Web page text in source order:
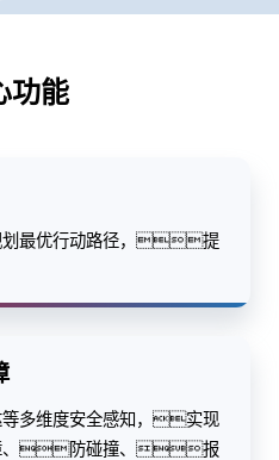
功能
划最优行动路径，提
多维度安全感知，实现
、防碰撞、报